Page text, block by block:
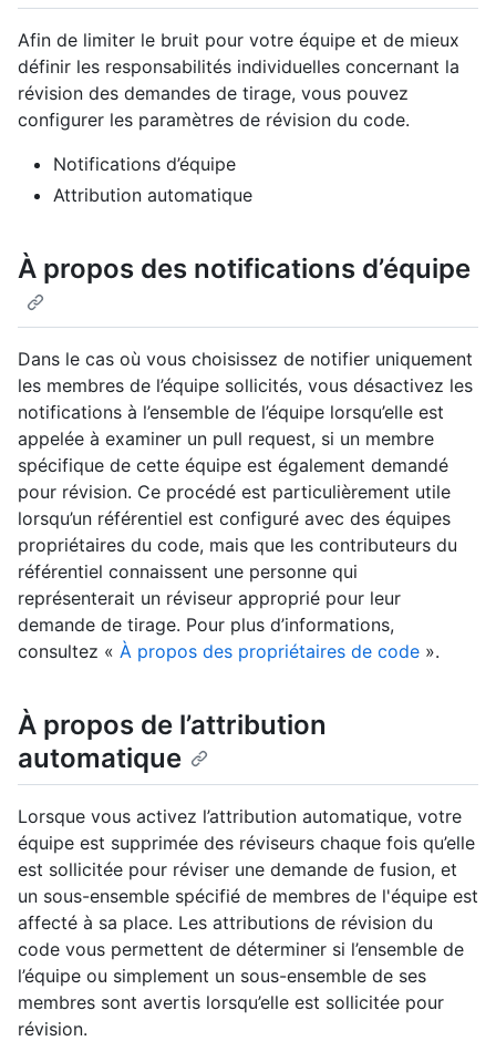
Afin de limiter le bruit pour votre équipe et de mieux
définir les responsabilités individuelles concernant la
révision des demandes de tirage, vous pouvez
configurer les paramètres de révision du code.
Notifications d’équipe
Attribution automatique
À propos des notifications d’équipe
Dans le cas où vous choisissez de notifier uniquement
les membres de l’équipe sollicités, vous désactivez les
notifications à l’ensemble de l’équipe lorsqu’elle est
appelée à examiner un pull request, si un membre
spécifique de cette équipe est également demandé
pour révision. Ce procédé est particulièrement utile
lorsqu’un référentiel est configuré avec des équipes
propriétaires du code, mais que les contributeurs du
référentiel connaissent une personne qui
représenterait un réviseur approprié pour leur
demande de tirage. Pour plus d’informations,
consultez « À propos des propriétaires de code ».
À propos de l’attribution
automatique
Lorsque vous activez l’attribution automatique, votre
équipe est supprimée des réviseurs chaque fois qu’elle
est sollicitée pour réviser une demande de fusion, et
un sous-ensemble spécifié de membres de l'équipe est
affecté à sa place. Les attributions de révision du
code vous permettent de déterminer si l’ensemble de
l’équipe ou simplement un sous-ensemble de ses
membres sont avertis lorsqu’elle est sollicitée pour
révision.